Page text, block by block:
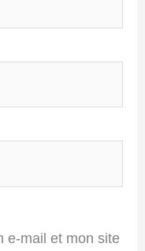
e-mail et mon site